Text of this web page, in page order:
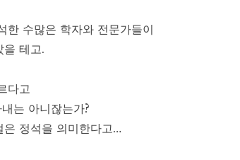
한 수많은 학자와 전문가들이
을 테고.
다고
는 아니잖는가?
은 정석을 의미한다고…